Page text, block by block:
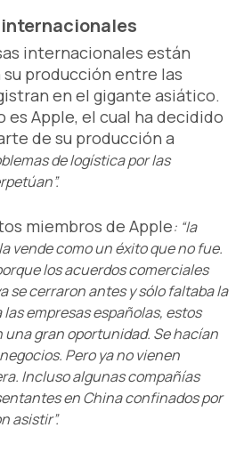
internacionales están
producción entre las
en el gigante asiático.
es Apple, el cual ha decidido
de su producción a
de logística por las
miembros de Apple: “la
vende como un éxito que no fue.
los acuerdos comerciales
se cerraron antes y sólo faltaba la
empresas españolas, estos
gran oportunidad. Se hacían
Pero ya no vienen
Incluso algunas compañías
en China confinados por
asistir”.